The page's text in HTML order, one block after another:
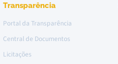
Transparência
Portal da Transparência
Central de Documentos
Licitações